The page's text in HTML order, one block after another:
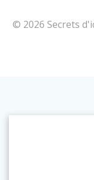
© 2026 Secrets